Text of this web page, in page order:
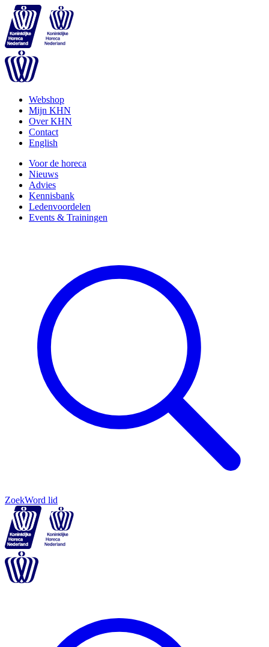
Webshop
Mijn KHN
Over KHN
Contact
English
Voor de horeca
Nieuws
Advies
Kennisbank
Ledenvoordelen
Events & Trainingen
ZoekWord lid